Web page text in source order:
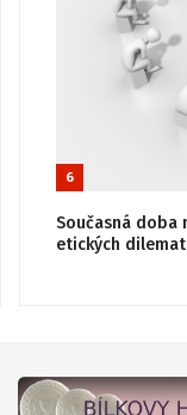
6
Současná doba
etických dilemat